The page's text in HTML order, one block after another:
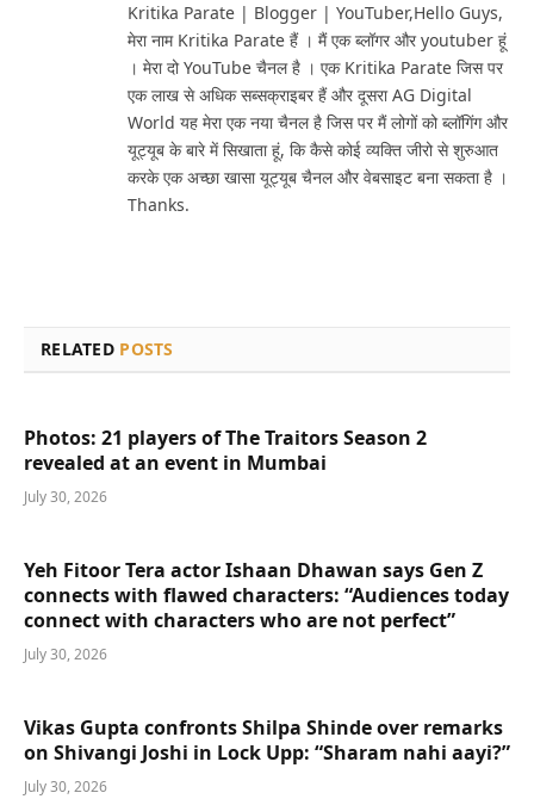
Kritika Parate | Blogger | YouTuber,Hello Guys,
मेरा नाम Kritika Parate हैं । मैं एक ब्लॉगर और youtuber हूं
। मेरा दो YouTube चैनल है । एक Kritika Parate जिस पर
एक लाख से अधिक सब्सक्राइबर हैं और दूसरा AG Digital
World यह मेरा एक नया चैनल है जिस पर मैं लोगों को ब्लॉगिंग और
यूट्यूब के बारे में सिखाता हूं, कि कैसे कोई व्यक्ति जीरो से शुरुआत
करके एक अच्छा खासा यूट्यूब चैनल और वेबसाइट बना सकता है ।
Thanks.
RELATED POSTS
Photos: 21 players of The Traitors Season 2
revealed at an event in Mumbai
July 30, 2026
Yeh Fitoor Tera actor Ishaan Dhawan says Gen Z
connects with flawed characters: “Audiences today
connect with characters who are not perfect”
July 30, 2026
Vikas Gupta confronts Shilpa Shinde over remarks
on Shivangi Joshi in Lock Upp: “Sharam nahi aayi?”
July 30, 2026